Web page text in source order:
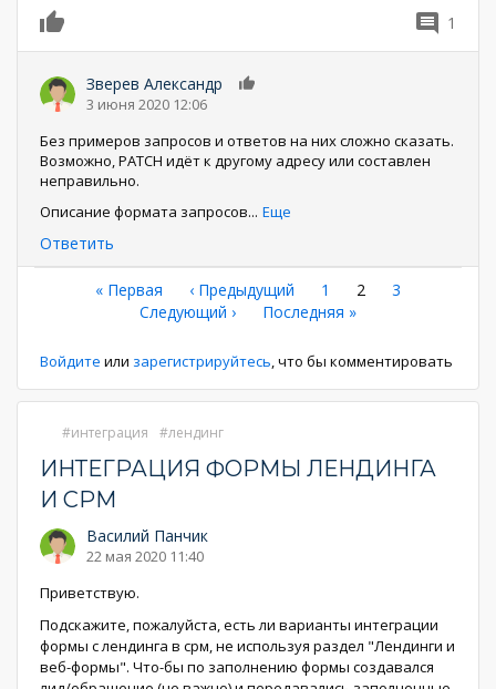
1
Зверев Александр
3 июня 2020 12:06
Без примеров запросов и ответов на них сложно сказать.
Возможно, PATCH идёт к другому адресу или составлен
неправильно.
Описание формата запросов... Еще
Ответить
Нумерация
страниц
Первая
страница
« Первая ←
‹ Предыдущий Страница
1
Текущая
2 Страница
3
Следующая
Следующий ›
Последняя
Последняя »
Войдите или зарегистрируйтесь, что бы комментировать
интеграция лендинг
ИНТЕГРАЦИЯ ФОРМЫ ЛЕНДИНГА
И СРМ
Василий Панчик
22 мая 2020 11:40
Приветствую.
Подскажите, пожалуйста, есть ли варианты интеграции
формы с лендинга в срм, не используя раздел "Лендинги и
веб-формы". Что-бы по заполнению формы создавался